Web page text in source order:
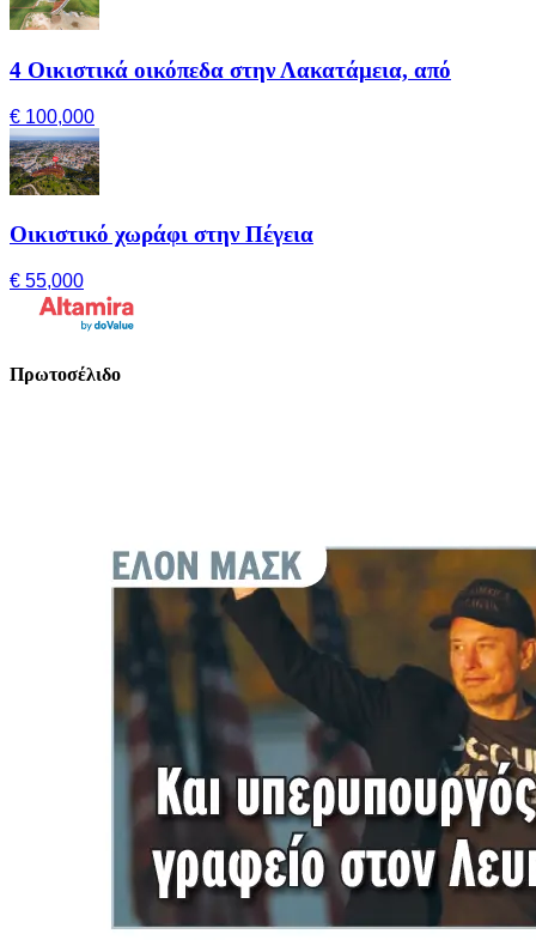
4 Οικιστικά οικόπεδα στην Λακατάμεια, από
€ 100,000
Οικιστικό χωράφι στην Πέγεια
€ 55,000
Πρωτοσέλιδο